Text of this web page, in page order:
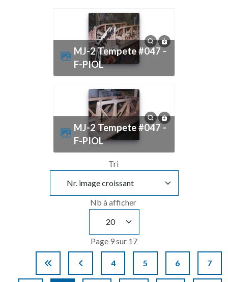
MJ-2 Tempete #047 -
F-PIOL
MJ-2 Tempete #047 -
F-PIOL
Tri
Nb à afficher
Page 9 sur 17
4 5 6 7